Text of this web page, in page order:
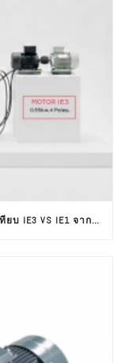
มอเตอร์ IE3 ประหยัดไฟจริงไหม? เปรียบเทียบ IE3 VS IE1 จากผลทดสอบใช้งานจริง